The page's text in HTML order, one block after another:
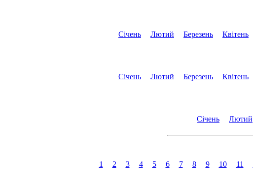
Січень Лютий Березень Квітень
Січень Лютий Березень Квітень
Січень Лютий
1 2 3 4 5 6 7 8 9 10 11